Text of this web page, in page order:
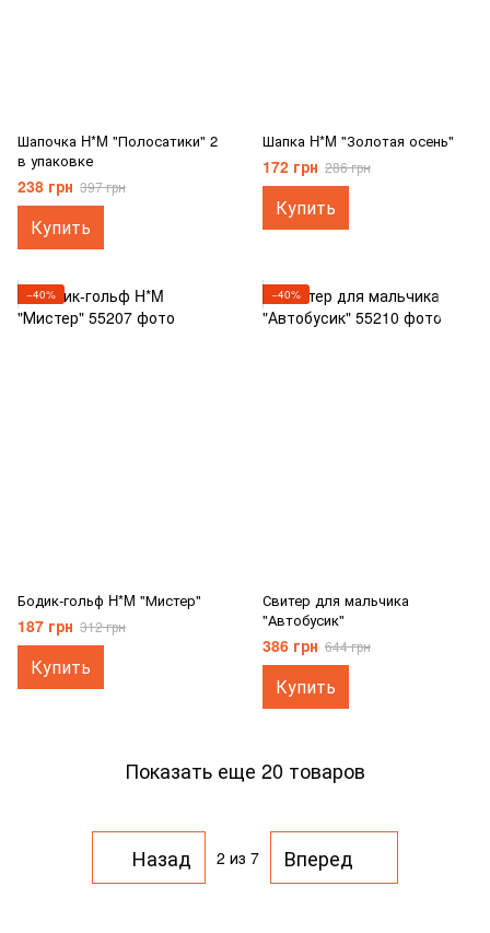
Шапочка H*M "Полосатики" 2
в упаковке
238 грн 397 грн
Купить
Шапка H*M "Золотая осень"
172 грн 286 грн
Купить
−40%
Бодик-гольф H*M "Мистер"
187 грн 312 грн
Купить
−40%
Свитер для мальчика
"Автобусик"
386 грн 644 грн
Купить
Показать еще 20 товаров
Назад 2 из 7 Вперед